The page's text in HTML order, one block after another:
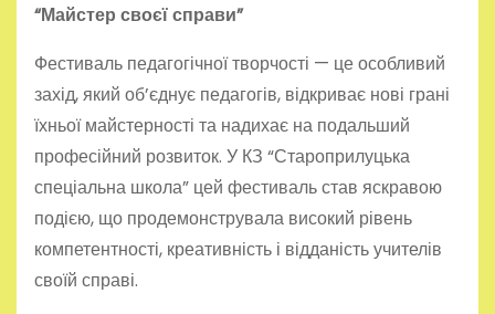
“Майстер своєї справи”
Фестиваль педагогічної творчості — це особливий
захід, який об’єднує педагогів, відкриває нові грані
їхньої майстерності та надихає на подальший
професійний розвиток. У КЗ “Староприлуцька
спеціальна школа” цей фестиваль став яскравою
подією, що продемонструвала високий рівень
компетентності, креативність і відданість учителів
своїй справі.